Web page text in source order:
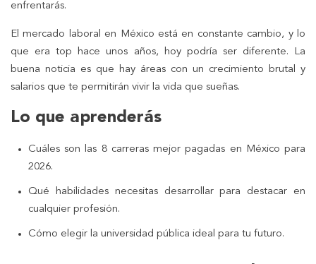
enfrentarás.
El mercado laboral en México está en constante cambio, y lo
que era top hace unos años, hoy podría ser diferente. La
buena noticia es que hay áreas con un crecimiento brutal y
salarios que te permitirán vivir la vida que sueñas.
Lo que aprenderás
Cuáles son las 8 carreras mejor pagadas en México para
2026.
Qué habilidades necesitas desarrollar para destacar en
cualquier profesión.
Cómo elegir la universidad pública ideal para tu futuro.